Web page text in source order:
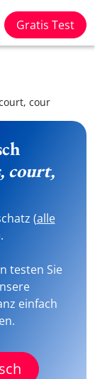
Gratis Test
cour
court,
(alle
testen Sie
einfach